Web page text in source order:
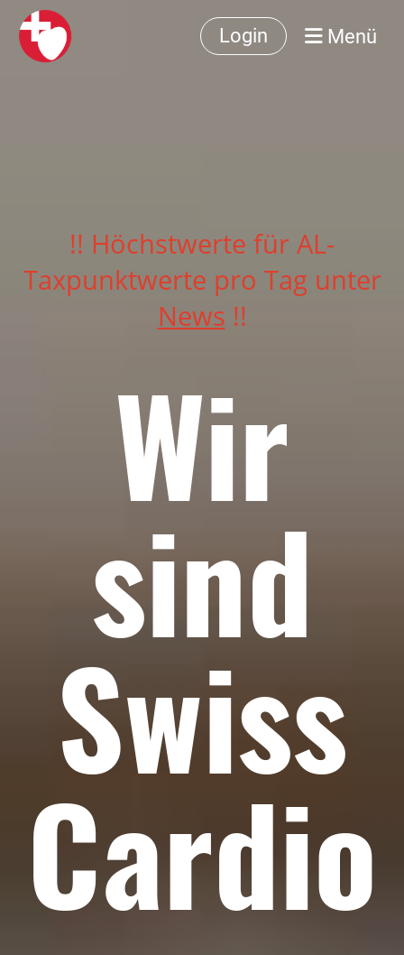
Login Menü
!! Höchstwerte für AL-
Taxpunktwerte pro Tag unter
News !!
Wir
sind
Swiss
Cardio